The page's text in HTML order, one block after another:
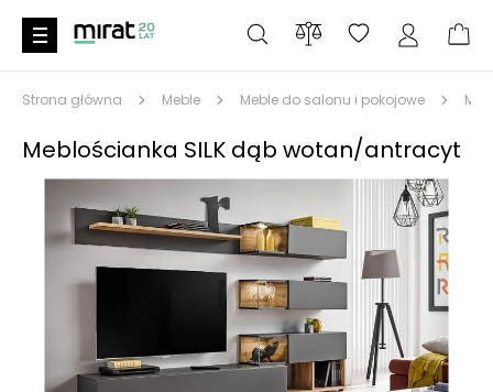
Strona główna Meble Meble do salonu i pokojowe
Meblościanka SILK dąb wotan/antracyt